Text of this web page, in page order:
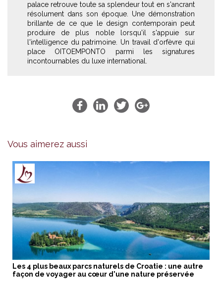
palace retrouve toute sa splendeur tout en s'ancrant
résolument dans son époque. Une démonstration
brillante de ce que le design contemporain peut
produire de plus noble lorsqu'il s'appuie sur
l'intelligence du patrimoine. Un travail d'orfèvre qui
place OITOEMPONTO parmi les signatures
incontournables du luxe international.
Vous aimerez aussi
Les 4 plus beaux parcs naturels de Croatie : une autre
façon de voyager au cœur d'une nature préservée